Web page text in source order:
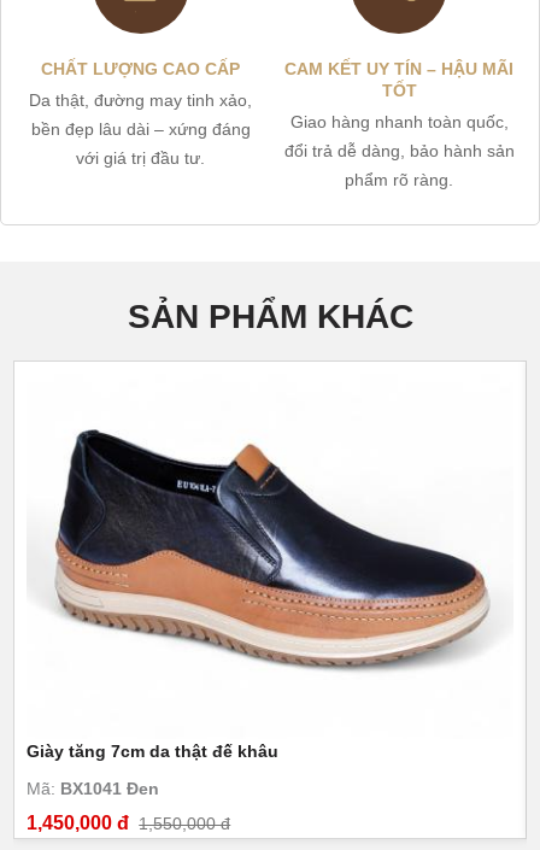
CHẤT LƯỢNG CAO CẤP
Da thật, đường may tinh xảo,
bền đẹp lâu dài – xứng đáng
với giá trị đầu tư.
CAM KẾT UY TÍN – HẬU MÃI
TỐT
Giao hàng nhanh toàn quốc,
đổi trả dễ dàng, bảo hành sản
phẩm rõ ràng.
SẢN PHẨM KHÁC
Giày tăng 7cm da thật đế khâu
Mã: BX1041 Đen
1,450,000 đ 1,550,000 đ